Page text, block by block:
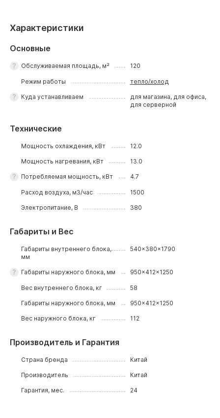
Характеристики
Основные
Обслуживаемая площадь, м² 120
Режим работы тепло/холод
Куда устанавливаем
для магазина, для офиса,
для серверной
Технические
Мощность охлаждения, кВт 12.0
Мощность нагревания, кВт 13.0
Потребляемая мощность, кВт 4.7
Расход воздуха, м3/час 1500
Электропитание, В 380
Габариты и Вес
Габариты внутреннего блока,
мм
540x380x1790
Габариты наружного блока, мм 950x412x1250
Вес внутреннего блока, кг 58
Габариты наружного блока, мм 950x412x1250
Вес наружного блока, кг 112
Производитель и Гарантия
Страна бренда Китай
Производитель Китай
Гарантия, мес. 24